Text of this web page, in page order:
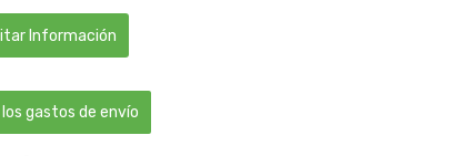
Información
gastos de envío